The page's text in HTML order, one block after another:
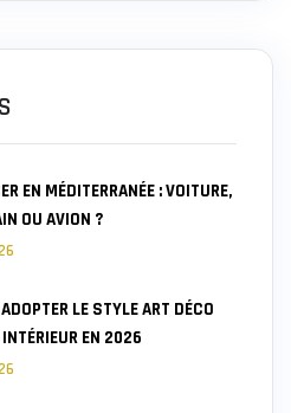
EN MÉDITERRANÉE : VOITURE,
OU AVION ?
LE STYLE ART DÉCO
EN 2026